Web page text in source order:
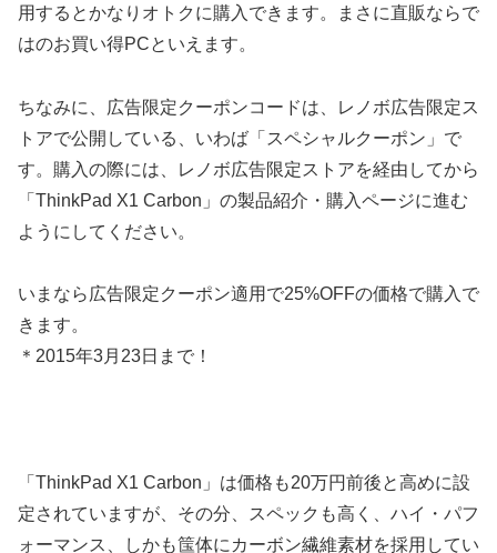
用するとかなりオトクに購入できます。まさに直販ならで
はのお買い得PCといえます。
ちなみに、広告限定クーポンコードは、レノボ広告限定ス
トアで公開している、いわば「スペシャルクーポン」で
す。購入の際には、レノボ広告限定ストアを経由してから
「ThinkPad X1 Carbon」の製品紹介・購入ページに進む
ようにしてください。
いまなら広告限定クーポン適用で25%OFFの価格で購入で
きます。
＊2015年3月23日まで！
「ThinkPad X1 Carbon」は価格も20万円前後と高めに設
定されていますが、その分、スペックも高く、ハイ・パフ
ォーマンス、しかも筺体にカーボン繊維素材を採用してい